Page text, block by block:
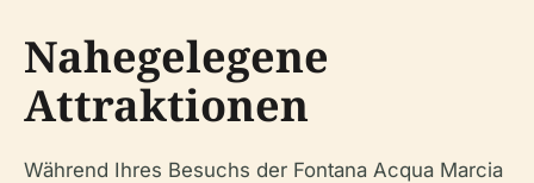
Nahegelegene
Attraktionen
Während Ihres Besuchs der Fontana Acqua Marcia